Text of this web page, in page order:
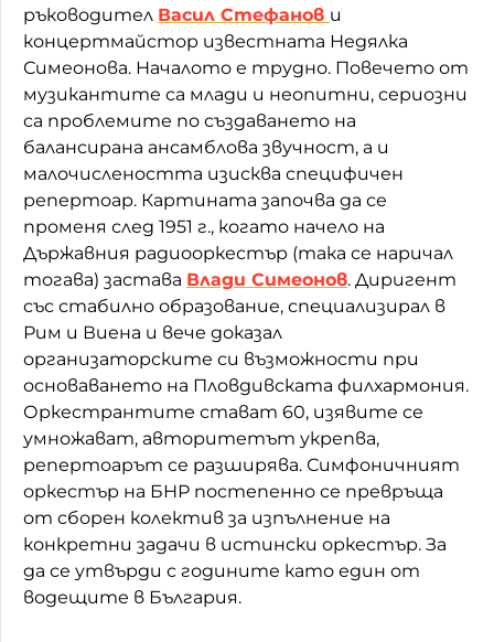
ръководител Васил Стефанов и
концертмайстор известната Недялка
Симеонова. Началото е трудно. Повечето от
музикантите са млади и неопитни, сериозни
са проблемите по създаването на
балансирана ансамблова звучност, а и
малочислеността изисква специфичен
репертоар. Картината започва да се
променя след 1951 г., когато начело на
Държавния радиооркестър (така се наричал
тогава) застава Влади Симеонов. Диригент
със стабилно образование, специализирал в
Рим и Виена и вече доказал
организаторските си възможности при
основаването на Пловдивската филхармония.
Оркестрантите стават 60, изявите се
умножават, авторитетът укрепва,
репертоарът се разширява. Симфоничният
оркестър на БНР постепенно се превръща
от сборен колектив за изпълнение на
конкретни задачи в истински оркестър. За
да се утвърди с годините като един от
водещите в България.